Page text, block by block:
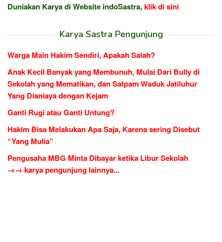
Duniakan Karya di Website indoSastra,klik di sini
Karya Sastra Pengunjung
Warga Main Hakim Sendiri, Apakah Salah?
Anak Kecil Banyak yang Membunuh, Mulai Dari Bully di
Sekolah yang Mematikan, dan Satpam Waduk Jatiluhur
Yang Dianiaya dengan Kejam
Ganti Rugi atau Ganti Untung?
Hakim Bisa Melakukan Apa Saja, Karena sering Disebut
“Yang Mulia”
Pengusaha MBG Minta Dibayar ketika Libur Sekolah
→→ karya pengunjung lainnya...